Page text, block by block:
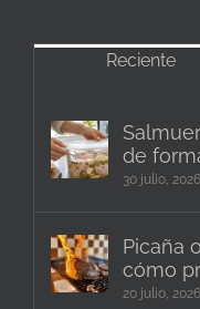
Reciente
de
30 julio, 2026
Picaña
cómo
20 julio, 2026